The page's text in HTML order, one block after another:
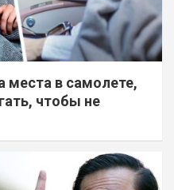
места в самолете,
чтобы не